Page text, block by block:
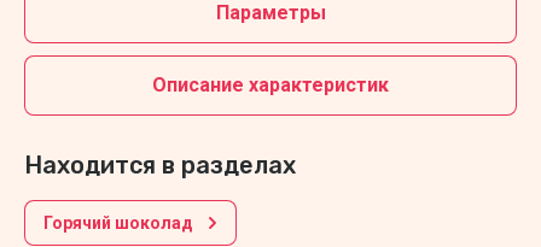
Параметры
Описание характеристик
Находится в разделах
Горячий шоколад